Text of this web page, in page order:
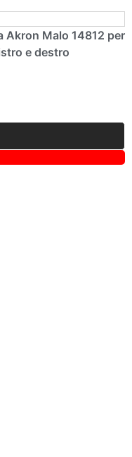
Akron Malo 14812 per
e destro